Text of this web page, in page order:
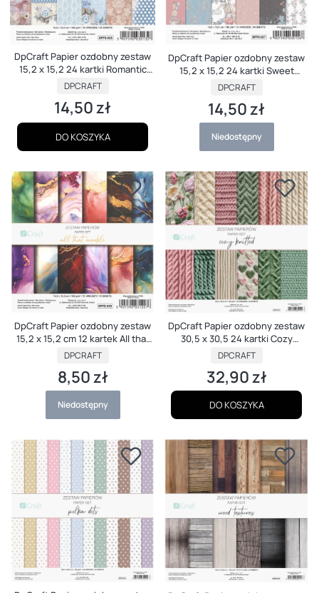
DpCraft Papier ozdobny zestaw
15,2 x 15,2 24 kartki Romantic
Escape
PRODUCENT
DPCRAFT
Cena
14,50 zł
DO KOSZYKA
DpCraft Papier ozdobny zestaw
15,2 x 15,2 24 kartki Sweet
Memories
PRODUCENT
DPCRAFT
Cena
14,50 zł
Niedostępny
DpCraft Papier ozdobny zestaw
15,2 x 15,2 cm 12 kartek All that
marble
PRODUCENT
DPCRAFT
Cena
8,50 zł
Niedostępny
DpCraft Papier ozdobny zestaw
30,5 x 30,5 24 kartki Cozy
Knitted
PRODUCENT
DPCRAFT
Cena
32,90 zł
DO KOSZYKA